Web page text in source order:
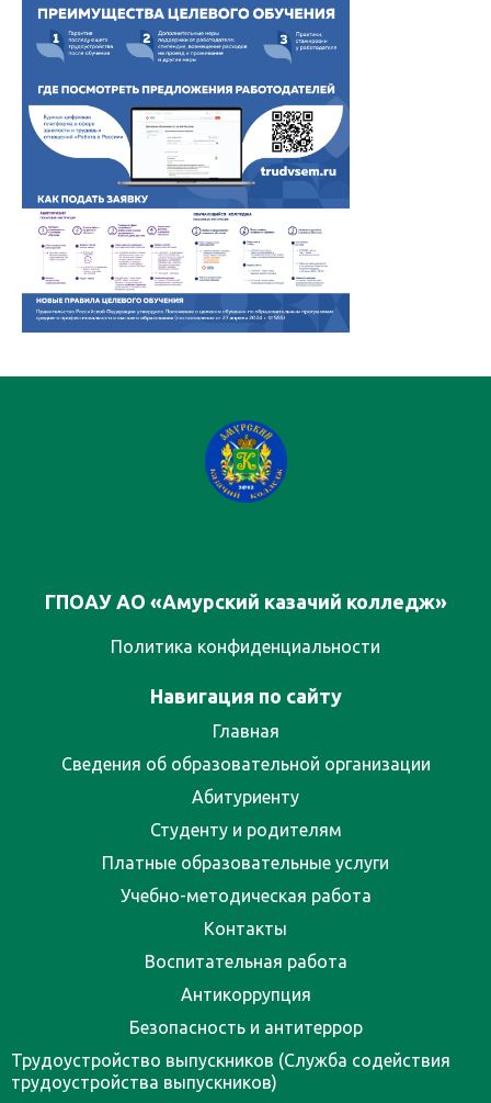
ГПОАУ АО «Амурский казачий колледж»
Политика конфиденциальности
Навигация по сайту
Главная
Сведения об образовательной организации
Абитуриенту
Студенту и родителям
Платные образовательные услуги
Учебно-методическая работа
Контакты
Воспитательная работа
Антикоррупция
Безопасность и антитеррор
Трудоустройство выпускников (Служба содействия
трудоустройства выпускников)